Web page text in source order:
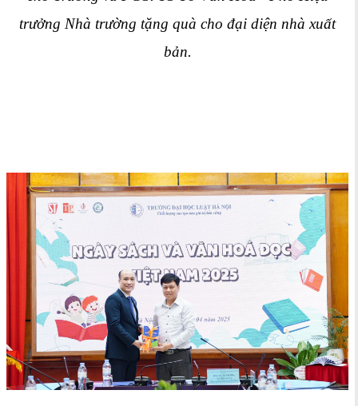
trưởng Nhà trường tặng quà cho đại diện nhà xuất
bản.